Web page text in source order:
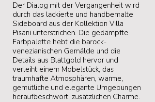
Der Dialog mit der Vergangenheit wird
durch das lackierte und handbemalte
Sideboard aus der Kollektion Villa
Pisani unterstrichen. Die gedämpfte
Farbpalette hebt die barock-
venezianischen Gemälde und die
Details aus Blattgold hervor und
verleiht einem Möbelstück, das
traumhafte Atmosphären, warme,
gemütliche und elegante Umgebungen
heraufbeschwört, zusätzlichen Charme.